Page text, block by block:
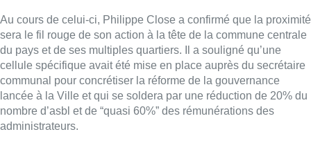
Au cours de celui-ci, Philippe Close a confirmé que la proximité
sera le fil rouge de son action à la tête de la commune centrale
du pays et de ses multiples quartiers. Il a souligné qu’une
cellule spécifique avait été mise en place auprès du secrétaire
communal pour concrétiser la réforme de la gouvernance
lancée à la Ville et qui se soldera par une réduction de 20% du
nombre d’asbl et de “quasi 60%” des rémunérations des
administrateurs.